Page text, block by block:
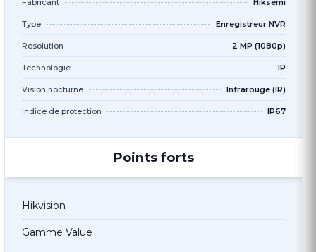
Fabricant Hiksemi
Type Enregistreur NVR
Resolution 2 MP (1080p)
Technologie IP
Vision nocturne Infrarouge (IR)
Indice de protection IP67
Points forts
Hikvision
Gamme Value